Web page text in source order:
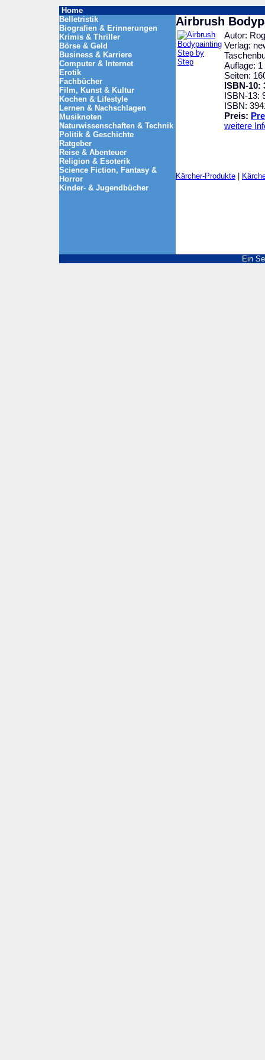
Home
Belletristik
Biografien & Erinnerungen
Krimis & Thriller
Börse & Geld
Business & Karriere
Computer & Internet
Erotik
Fachbücher
Film, Kunst & Kultur
Kochen & Lifestyle
Lernen & Nachschlagen
Musiknoten
Naturwissenschaften & Technik
Politik & Geschichte
Ratgeber
Reise & Abenteuer
Religion & Esoterik
Science Fiction, Fantasy &
Horror
Kinder- & Jugendbücher
Airbrush
Autor:
Verlag:
Auflage: 1
Seiten:
ISBN-10:
ISBN-13:
ISBN:
Preis:
weitere
Kärcher-Produkte
Ein